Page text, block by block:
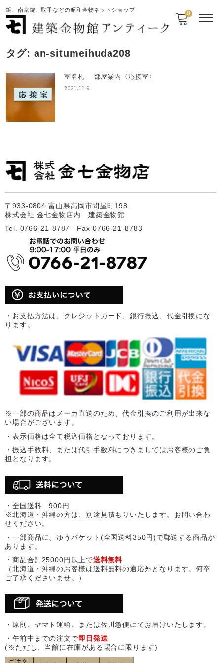
鋲、南京錠、取手などの昭和金物ネットショップ 0
タグ: an-situmeihuda208
室名札 部屋案内〈応接室〉
2021.11.9
〒933-0804 富山県高岡市問屋町198
株式会社 金七金物店内 建築金物館
Tel. 0766-21-8787 Fax 0766-21-8783
・お支払方法は、クレジットカード、銀行振込、代金引換にな
ります。
※一部の商品はメーカ直送のため、代金引換のご利用が出来な
い場合がございます。
・表示価格は全て税込価格となっております。
・振込手数料、または代引手数料につきましてはお客様のご負
担となります。
・全国送料 900円
※北海道・沖縄の方は、別途見積もりいたします。お問い合わ
せください。
・一部商品に、ゆうパケット(全国送料350円)で郵送する商品が
あります。
・商品合計25000円以上で送料無料
（北海道・沖縄のお客様は送料無料の適応外となります。何卒
ご了承くださいませ。）
・原則、ヤマト運輸、または佐川急便にてお届けいたします。
・午前中までの注文で即日発送
(※ただし、当館に在庫がある場合に限ります)